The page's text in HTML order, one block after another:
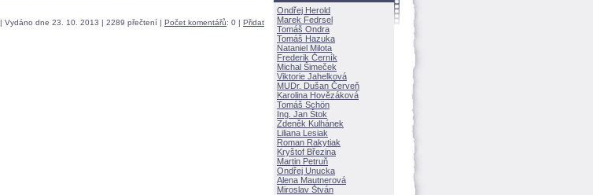
| Vydáno dne 23. 10. 2013 | 2289 přečtení | Počet komentářů: 0 | Přidat
Ondřej Herold
Marek Fedrsel
Tomáš Ondra
Tomáš Hazuka
Nataniel Milota
Frederik Černík
Michal Šimeček
Viktorie Jahelkov
MUDr. Dušan Červeň
Karolina Hovězákov
Tomáš Schön
Ing. Jan Štok
Zdeněk Kulhánek
Liliana Lesiak
Roman Rakytiak
Kryštof Březina
Martin Petruň
Ondřej Unucka
Alena Mautnerov
Miroslav Štván